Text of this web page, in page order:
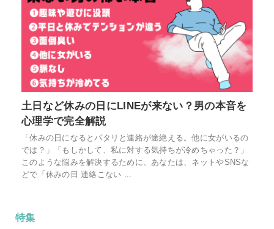
土日など休みの日にLINEが来ない？男の本音を
心理学で完全解説
「休みの日になるとパタリと連絡が途絶える。他に女がいるの
では？」「もしかして、私に対する気持ちが冷めちゃった？」
このような悩みを解決するために、あなたは、ネットやSNSな
どで「休みの日 連絡こない ...
特集